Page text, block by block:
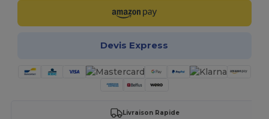
Devis Express
Livraison Rapide